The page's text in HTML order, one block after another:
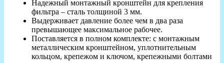
Надежный монтажный кронштейн для крепления
фильтра – сталь толщиной 3 мм.
Выдерживает давление более чем в два раза
превышающее максимальное рабочее.
Поставляется в полном комплекте: с монтажным
металлическим кронштейном, уплотнительным
кольцом, крепежом и ключом, крепежными болтами